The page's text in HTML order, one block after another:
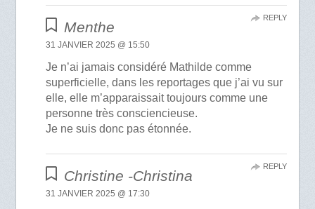
Menthe
31 JANVIER 2025 @ 15:50
Je n’ai jamais considéré Mathilde comme
superficielle, dans les reportages que j’ai vu sur
elle, elle m’apparaissait toujours comme une
personne très consciencieuse.
Je ne suis donc pas étonnée.
REPLY
Christine -Christina
31 JANVIER 2025 @ 17:30
REPLY